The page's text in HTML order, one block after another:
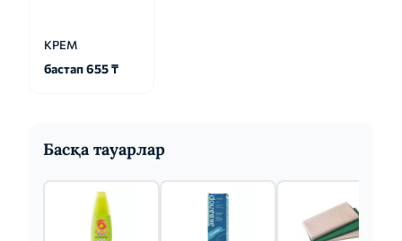
КРЕМ
бастап 655 ₸
Басқа тауарлар